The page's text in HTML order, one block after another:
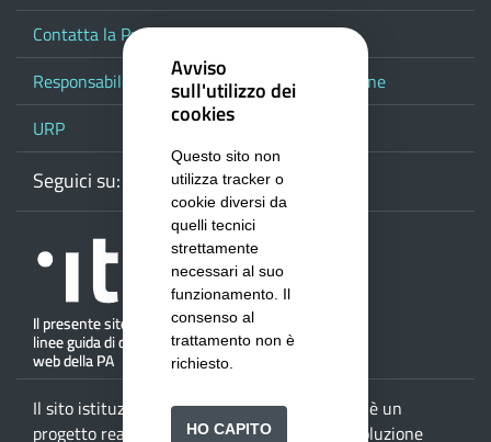
Contatta la Provincia
Responsabile del procedimento di pubblicazione
URP
Seguici su: WebmailFacebook
Youtube
Il sito istituzionale dellaProvincia di Salerno
è un
progetto realizzato daISWEB S.p.A. con la soluzione
Avviso
sull'utilizzo dei
cookies
Questo sito non
utilizza tracker o
cookie diversi da
quelli tecnici
strettamente
necessari al suo
funzionamento. Il
consenso al
trattamento non è
richiesto.
HO CAPITO